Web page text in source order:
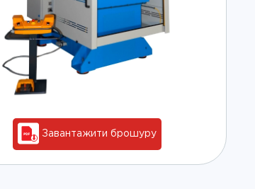
Завантажити брошуру